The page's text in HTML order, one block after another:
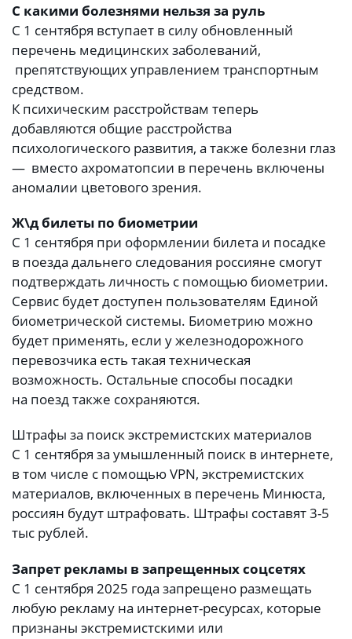
С какими болезнями нельзя за руль
С 1 сентября вступает в силу обновленный
перечень медицинских заболеваний,
препятствующих управлением транспортным
средством.
К психическим расстройствам теперь
добавляются общие расстройства
психологического развития, а также болезни глаз
— вместо ахроматопсии в перечень включены
аномалии цветового зрения.
Ж\д билеты по биометрии
С 1 сентября при оформлении билета и посадке
в поезда дальнего следования россияне смогут
подтверждать личность с помощью биометрии.
Сервис будет доступен пользователям Единой
биометрической системы. Биометрию можно
будет применять, если у железнодорожного
перевозчика есть такая техническая
возможность. Остальные способы посадки
на поезд также сохраняются.
Штрафы за поиск экстремистских материалов
С 1 сентября за умышленный поиск в интернете,
в том числе с помощью VPN, экстремистских
материалов, включенных в перечень Минюста,
россиян будут штрафовать. Штрафы составят 3-5
тыс рублей.
Запрет рекламы в запрещенных соцсетях
С 1 сентября 2025 года запрещено размещать
любую рекламу на интернет-ресурсах, которые
признаны экстремистскими или